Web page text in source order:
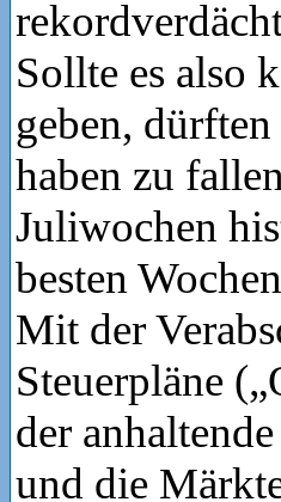
Sollte es also
geben,
haben zu
Juliwochen
besten
Mit der
Steuerpläne
der
und die